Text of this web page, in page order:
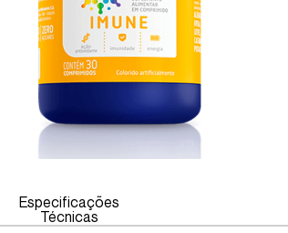
Especificações
Técnicas